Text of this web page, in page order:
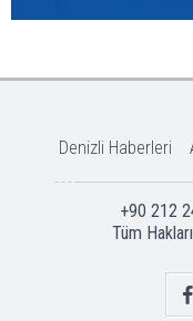
Denizli Haberleri
+90 212
Tüm